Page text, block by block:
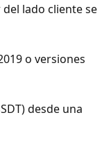
lado cliente se
o versiones
desde una